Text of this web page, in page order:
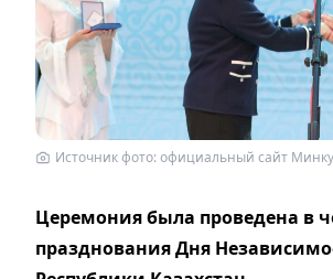
Источник фото: официальный сайт
Церемония была проведена в
празднования Дня